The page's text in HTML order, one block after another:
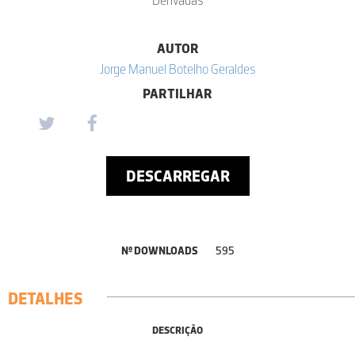
AUTOR
Jorge Manuel Botelho Geraldes
PARTILHAR
DESCARREGAR
Nº DOWNLOADS 595
DETALHES
DESCRIÇÃO